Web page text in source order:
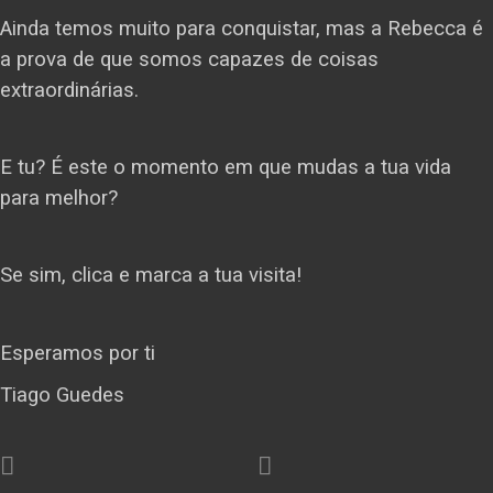
Ainda temos muito para conquistar, mas a Rebecca é
a prova de que somos capazes de coisas
extraordinárias.
E tu? É este o momento em que mudas a tua vida
para melhor?
Se sim, clica e marca a tua visita!
Esperamos por ti
Tiago Guedes